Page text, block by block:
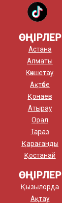
ӨҢІРЛЕР
Астана
Алматы
Көкшетау
Ақтөбе
Қонаев
Атырау
Орал
Тараз
Қарағанды
Қостанай
ӨҢІРЛЕР
Қызылорда
Ақтау